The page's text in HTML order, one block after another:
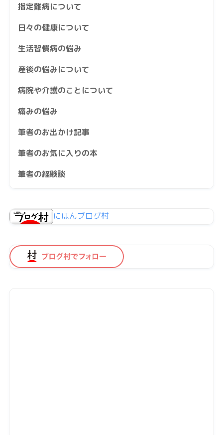
指定難病について
日々の健康について
生活習慣病の悩み
産後の悩みについて
病院や介護のことについて
痛みの悩み
筆者のお出かけ記事
筆者のお気に入りの本
筆者の経験談
にほんブログ村